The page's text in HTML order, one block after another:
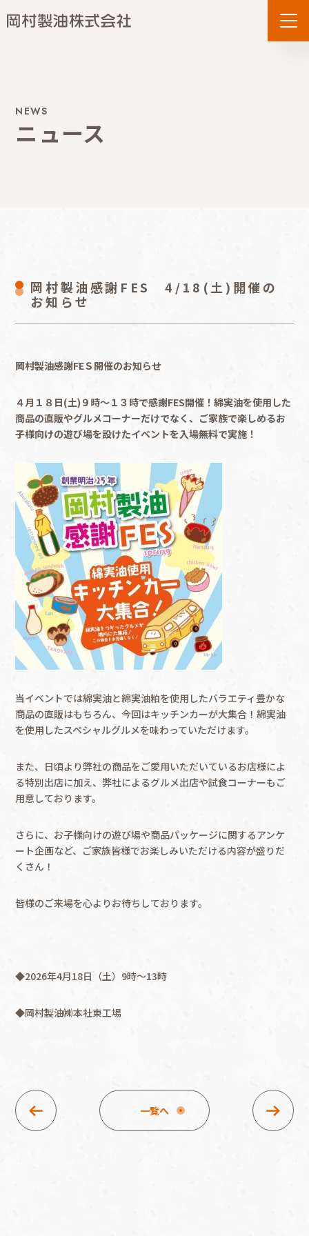
企業の取り組み
NEWS
ニュース
岡村製油感謝FES 4/18(土)開催の
お知らせ
岡村製油感謝FEＳ開催のお知らせ
４月１８日(土)９時〜１３時で感謝FES開催！綿実油を使用した
商品の直販やグルメコーナーだけでなく、ご家族で楽しめるお
子様向けの遊び場を設けたイベントを入場無料で実施！
当イベントでは綿実油と綿実油粕を使用したバラエティ豊かな
商品の直販はもちろん、今回はキッチンカーが大集合！綿実油
を使用したスペシャルグルメを味わっていただけます。
また、日頃より弊社の商品をご愛用いただいているお店様によ
る特別出店に加え、弊社によるグルメ出店や試食コーナーもご
用意しております。
さらに、お子様向けの遊び場や商品パッケージに関するアンケ
ート企画など、ご家族皆様でお楽しみいただける内容が盛りだ
くさん！
皆様のご来場を心よりお待ちしております。
◆2026年4月18日（土）9時～13時
◆岡村製油㈱本社東工場
一覧へ